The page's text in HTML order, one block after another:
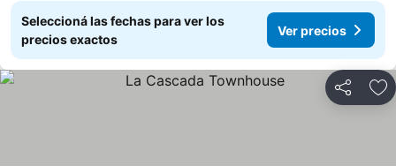
Seleccioná las fechas para ver los
precios exactos
Ver precios
Compartir